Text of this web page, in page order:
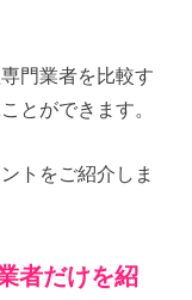
門業者を比較す
とができます。
トをご紹介しま
者だけを紹